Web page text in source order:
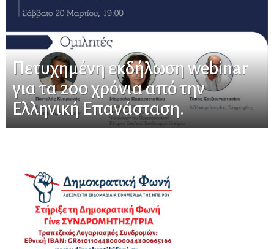
Πετυχημένη εκδήλωση webinar
για τα 200 χρόνια από την
Ελληνική Επανάσταση.